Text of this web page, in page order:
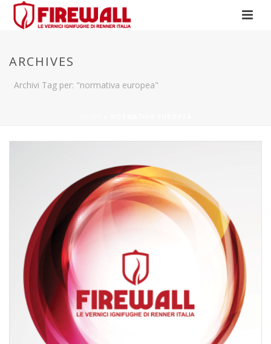
ARCHIVES
Archivi Tag per: "normativa europea"